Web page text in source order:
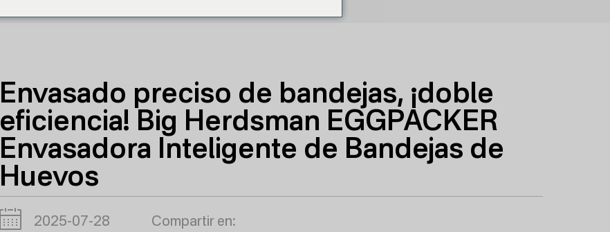
Envasado preciso de bandejas, ¡doble
eficiencia! Big Herdsman EGGPACKER
Envasadora Inteligente de Bandejas de
Huevos
2025-07-28 Compartir en: